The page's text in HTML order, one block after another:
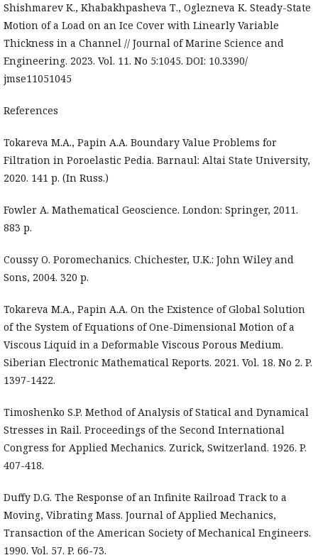
Shishmarev K., Khabakhpasheva Т., Oglezneva K. Steady-State
Motion of a Load on an Ice Cover with Linearly Variable
Thickness in a Channel // Journal of Marine Science and
Engineering. 2023. Vol. 11. No 5:1045. DOI: 10.3390/
jmse11051045
References
Tokareva M.A., Papin A.A. Boundary Value Problems for
Filtration in Poroelastic Pedia. Barnaul: Altai State University,
2020. 141 р. (In Russ.)
Fowler A. Mathematical Geoscience. London: Springer, 2011.
883 р.
Coussy O. Poromechanics. Chichester, U.K.: John Wiley and
Sons, 2004. 320 р.
Tokareva M.A., Papin A.A. On the Existence of Global Solution
of the System of Equations of One-Dimensional Motion of a
Viscous Liquid in a Deformable Viscous Porous Medium.
Siberian Electronic Mathematical Reports. 2021. Vol. 18. No 2. P.
1397-1422.
Timoshenko S.P. Method of Analysis of Statical and Dynamical
Stresses in Rail. Proceedings of the Second International
Congress for Applied Mechanics. Zurick, Switzerland. 1926. P.
407-418.
Duffy D.G. The Response of an Infinite Railroad Track to a
Moving, Vibrating Mass. Journal of Applied Mechanics,
Transaction of the American Society of Mechanical Engineers.
1990. Vol. 57. P. 66-73.